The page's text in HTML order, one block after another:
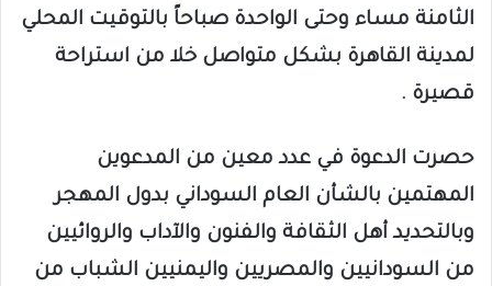
الثامنة مساء وحتى الواحدة صباحاً بالتوقيت المحلي
لمدينة القاهرة بشكل متواصل خلا من استراحة
قصيرة .
حصرت الدعوة في عدد معين من المدعوين
المهتمين بالشأن العام السوداني بدول المهجر
وبالتحديد أهل الثقافة والفنون والآداب والروائيين
من السودانيين والمصريين واليمنيين الشباب من